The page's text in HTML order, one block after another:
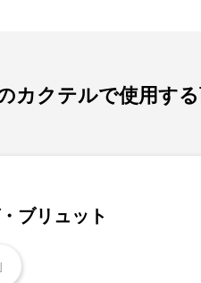
カクテルで使用す
ブリュット